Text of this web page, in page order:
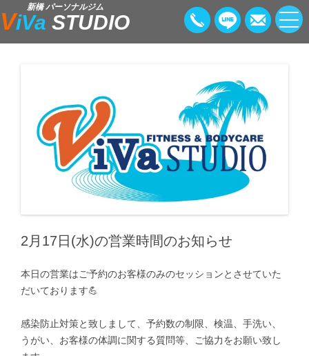
新橋 パーソナルジム
ViVa STUDIO
2月17日(水)の営業時間のお知らせ
本日の営業はご予約のお客様のみのセッションとさせていた
だいております💪
感染防止対策と致しまして、予約数の制限、検温、手洗い、
うがい、お客様の体調に関する質問等、ご協力をお願い致し